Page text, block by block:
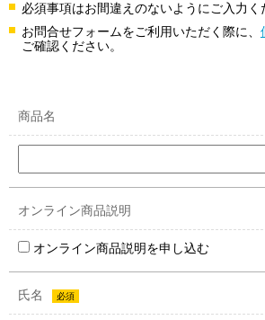
必須事項はお間違えのないようにご入力く
お問合せフォームをご利用いただく際に、
ご確認ください。
商品名
オンライン商品説明
オンライン商品説明を申し込む
氏名 必須